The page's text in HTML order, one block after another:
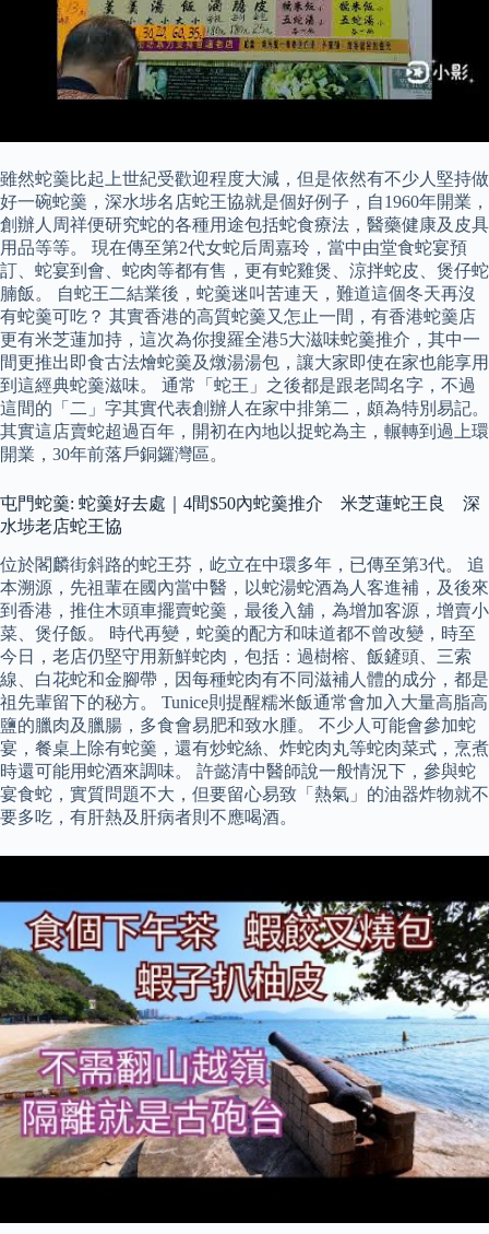
雖然蛇羹比起上世紀受歡迎程度大減，但是依然有不少人堅持做
好一碗蛇羹，深水埗名店蛇王協就是個好例子，自1960年開業，
創辦人周祥便研究蛇的各種用途包括蛇食療法，醫藥健康及皮具
用品等等。 現在傳至第2代女蛇后周嘉玲，當中由堂食蛇宴預
訂、蛇宴到會、蛇肉等都有售，更有蛇雞煲、涼拌蛇皮、煲仔蛇
腩飯。 自蛇王二結業後，蛇羹迷叫苦連天，難道這個冬天再沒
有蛇羹可吃？ 其實香港的高質蛇羹又怎止一間，有香港蛇羹店
更有米芝蓮加持，這次為你搜羅全港5大滋味蛇羹推介，其中一
間更推出即食古法燴蛇羹及燉湯湯包，讓大家即使在家也能享用
到這經典蛇羹滋味。 通常「蛇王」之後都是跟老闆名字，不過
這間的「二」字其實代表創辦人在家中排第二，頗為特別易記。
其實這店賣蛇超過百年，開初在內地以捉蛇為主，輾轉到過上環
開業，30年前落戶銅鑼灣區。
屯門蛇羹: 蛇羹好去處｜4間$50內蛇羹推介 米芝蓮蛇王良 深
水埗老店蛇王協
位於閣麟街斜路的蛇王芬，屹立在中環多年，已傳至第3代。 追
本溯源，先祖輩在國內當中醫，以蛇湯蛇酒為人客進補，及後來
到香港，推住木頭車擺賣蛇羹，最後入舖，為增加客源，增賣小
菜、煲仔飯。 時代再變，蛇羹的配方和味道都不曾改變，時至
今日，老店仍堅守用新鮮蛇肉，包括：過樹榕、飯鏟頭、三索
線、白花蛇和金腳帶，因每種蛇肉有不同滋補人體的成分，都是
祖先輩留下的秘方。 Tunice則提醒糯米飯通常會加入大量高脂高
鹽的臘肉及臘腸，多食會易肥和致水腫。 不少人可能會參加蛇
宴，餐桌上除有蛇羹，還有炒蛇絲、炸蛇肉丸等蛇肉菜式，烹煮
時還可能用蛇酒來調味。 許懿清中醫師說一般情況下，參與蛇
宴食蛇，實質問題不大，但要留心易致「熱氣」的油器炸物就不
要多吃，有肝熱及肝病者則不應喝酒。